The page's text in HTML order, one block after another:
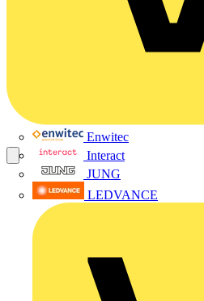
Enwitec
Interact
JUNG
LEDVANCE